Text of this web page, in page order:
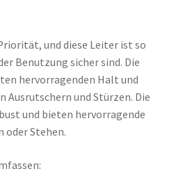
und diese Leiter ist so
Benutzung sicher sind. Die
hervorragenden Halt und
Ausrutschern und Stürzen. Die
und bieten hervorragende
Stehen.